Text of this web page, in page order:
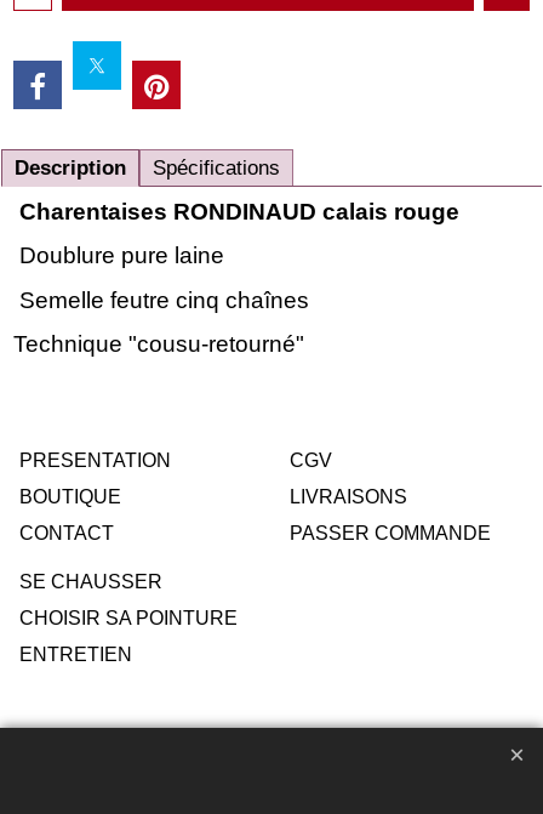
Description Spécifications
Charentaises RONDINAUD calais rouge
Doublure pure laine
Semelle feutre cinq chaînes
Technique "cousu-retourné"
PRESENTATION
BOUTIQUE
CONTACT
CGV
LIVRAISONS
PASSER COMMANDE
SE CHAUSSER
CHOISIR SA POINTURE
ENTRETIEN